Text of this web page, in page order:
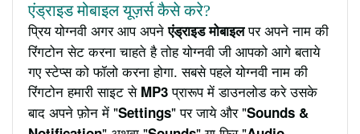
एंड्राइड मोबाइल यूज़र्स कैसे करे?
प्रिय योग्नवी अगर आप अपनेएंड्राइड मोबाइलपर अपने नाम की
रिंगटोन सेट करना चाहते है तोह योग्नवी जी आपको आगे बताये
गए स्टेप्स को फॉलो करना होगा. सबसे पहले योग्नवी नाम की
रिंगटोन हमारी साइट से MP3प्रारूप में डाउनलोड करे उसके
बाद अपने फ़ोन में "Settings" पर जाये और "Sounds &